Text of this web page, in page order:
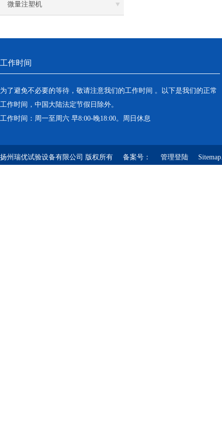
微量注塑机
工作时间
为了避免不必要的等待，敬请注意我们的工作时间 。以下是我们的正常
工作时间，中国大陆法定节假日除外。
工作时间：周一至周六 早8:00-晚18:00。周日休息
扬州瑞优试验设备有限公司 版权所有 备案号： 管理登陆